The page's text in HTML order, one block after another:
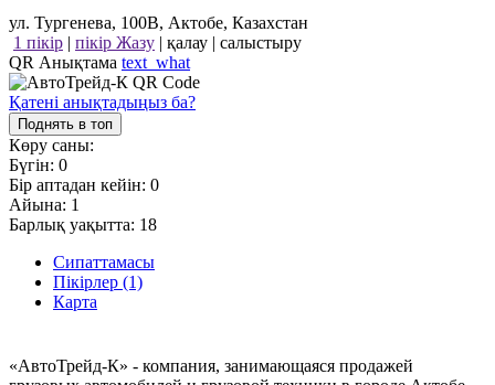
ул. Тургенева, 100В, Актобе, Казахстан
1 пікір | пікір Жазу | қалау | салыстыру
QR Анықтама text_what
Қатені анықтадыңыз ба?
Поднять в топ
Көру саны:
Бүгін: 0
Бір аптадан кейін: 0
Айына: 1
Барлық уақытта: 18
Сипаттамасы
Пікірлер (1)
Карта
«АвтоТрейд-К» - компания, занимающаяся продажей